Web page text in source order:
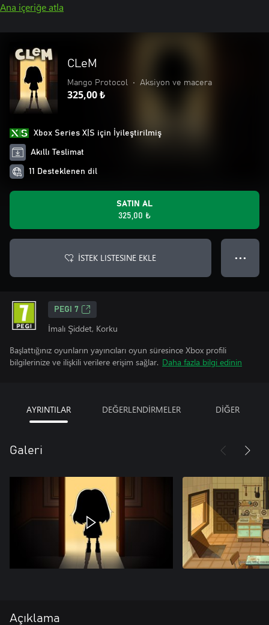
Ana içeriğe atla
CLeM
Mango Protocol • Aksiyon ve macera
325,00 ₺
Xbox Series X|S için İyileştirilmiş
Akıllı Teslimat
11 Desteklenen dil
SATIN AL
325,00 ₺
İSTEK LISTESINE EKLE ● ● ●
PEGI 7
İmalı Şiddet, Korku
Başlattığınız oyunların yayıncıları oyun süresince Xbox profili
bilgilerinize ve ilişkili verilere erişim sağlar. Daha fazla bilgi edinin
AYRINTILAR DEĞERLENDİRMELER DİĞER
Galeri
Açıklama